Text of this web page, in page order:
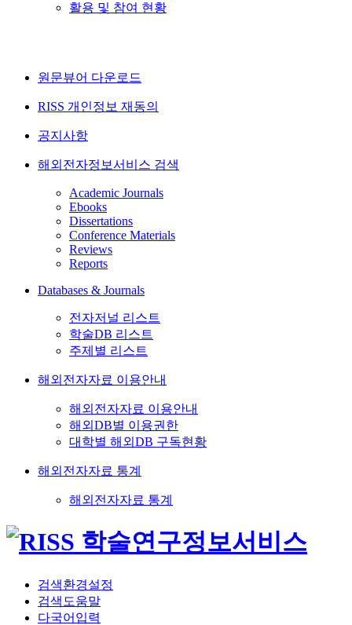
활용 및 참여 현황
원문뷰어 다운로드
RISS 개인정보 재동의
공지사항
해외전자정보서비스 검색
Academic Journals
Ebooks
Dissertations
Conference Materials
Reviews
Reports
Databases & Journals
전자저널 리스트
학술DB 리스트
주제별 리스트
해외전자자료 이용안내
해외전자자료 이용안내
해외DB별 이용권한
대학별 해외DB 구독현황
해외전자자료 통계
해외전자자료 통계
검색환경설정
검색도움말
다국어입력